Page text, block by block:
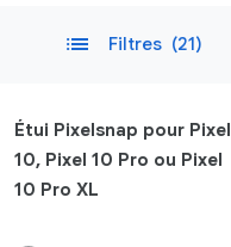
list Filtres (21)
Les plus récents
Étui Pixelsnap pour Pixel
10, Pixel 10 Pro ou Pixel
10 Pro XL